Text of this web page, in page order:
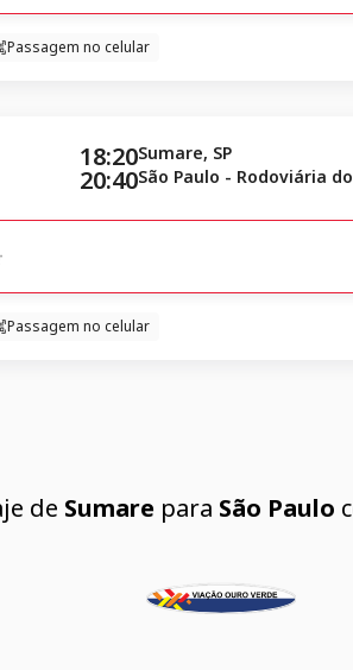
Passagem no celular
18:20
20:40
Sumare, SP
São Paulo - Rodoviária
Passagem no celular
de Sumare para São Paulo